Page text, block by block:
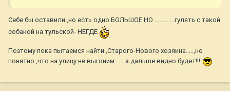
Себе бы оставили ,но есть одно БОЛЬШОЕ НО..............гулять с такой
собакой на тульской- НЕГДЕ
Поэтому пока пытаемся найти ,Старого-Нового хозяина.....,но
понятно ,что на улицу не выгоним ......а дальше видно будет!!!